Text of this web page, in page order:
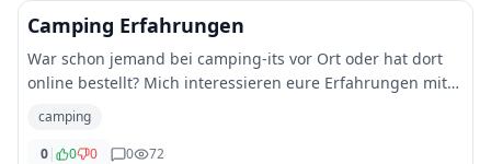
Camping Erfahrungen
War schon jemand bei camping-its vor Ort oder hat dort
online bestellt? Mich interessieren eure Erfahrungen mit
Beratung, Bestellablauf, Lieferzeiten und ob ihr mit
Service und Qualität der angebotene
camping
0| 0 0 0
72